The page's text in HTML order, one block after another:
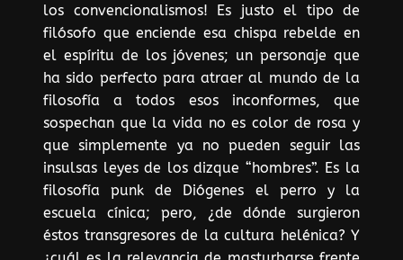
los convencionalismos! Es justo el tipo de
filósofo que enciende esa chispa rebelde en
el espíritu de los jóvenes; un personaje que
ha sido perfecto para atraer al mundo de la
filosofía a todos esos inconformes, que
sospechan que la vida no es color de rosa y
que simplemente ya no pueden seguir las
insulsas leyes de los dizque “hombres”. Es la
filosofía punk de Diógenes el perro y la
escuela cínica; pero, ¿de dónde surgieron
éstos transgresores de la cultura helénica? Y